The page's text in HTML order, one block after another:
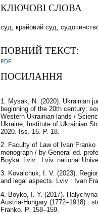
КЛЮЧОВІ СЛОВА
суд, крайовий суд,
ПОВНИЙ ТЕКСТ:
PDF
ПОСИЛАННЯ
1. Mysak, N. (2020). Ukrainian
beginning of the 20th century:
Western Ukrainian lands /
Ukraine, Institute of Ukrainian
2020. Iss. 16. P. 18.
2. Faculty of Law of Ivan
monograph / by General ed.
Boyka. Lviv : Lviv. national
3. Kovalchuk, I. V. (2023).
and legal aspects. Lviv : Ivan
4. Boyko, I. Y. (2017).
Austria-Hungary (1772–1918) :
Franko. P. 158–159.